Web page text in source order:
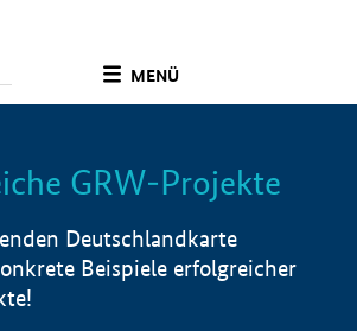
MENÜ
Info
GRW-Projekte
Deutschlandkarte
Beispiele erfolgreicher